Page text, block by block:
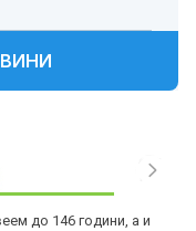
до 146 години, а и